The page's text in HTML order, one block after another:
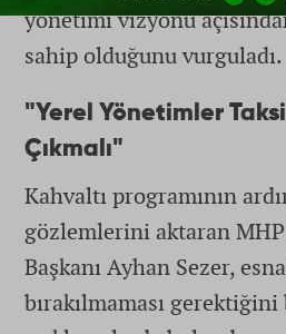
yönetimi vizyonu
sahip olduğunu vurguladı.
"Yerel Yönetimler
Çıkmalı"
Kahvaltı programının
gözlemlerini aktaran MHP
Başkanı Ayhan Sezer,
bırakılmaması